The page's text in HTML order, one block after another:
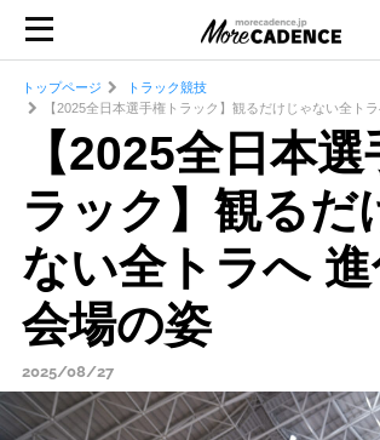
トップページ
トラック競技
【2025全日本選手権トラック】観るだけじゃない全ト
【2025全日本選
ラック】観るだ
ない全トラへ
会場の姿
2025/08/27